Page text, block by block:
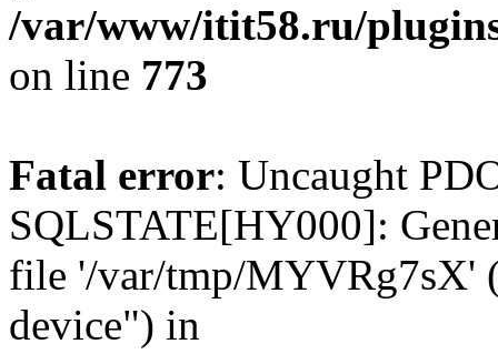
/var/www/itit58.ru/
on line 773
Fatal error: Uncaught
SQLSTATE[HY000]:
file '/var/tmp/MYVRg7sX'
device") in